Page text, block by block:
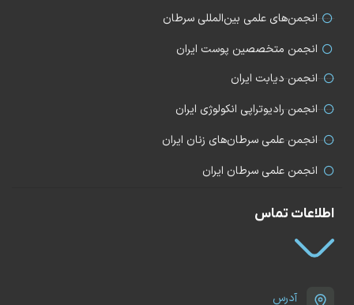
انجمن‌های علمی بین‌المللی سرطان
انجمن متخصصین پوست ایران
انجمن دیابت ایران
انجمن رادیوتراپی انکولوژی ایران
انجمن علمی سرطان‌های زنان ایران
انجمن علمی سرطان ایران
اطلاعات تماس
آدرس